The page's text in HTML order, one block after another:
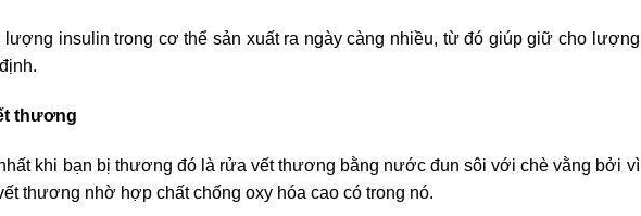
lượng insulin trong cơ thể sản xuất ra ngày càng nhiều, từ đó giúp giữ cho lượng
thương
khi bạn bị thương đó là rửa vết thương bằng nước đun sôi với chè vằng bởi vì
thương nhờ hợp chất chống oxy hóa cao có trong nó.